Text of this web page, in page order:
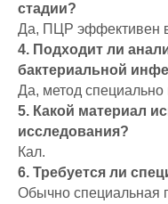
стадии?
Да, ПЦР эффективен
4. Подходит ли
бактериальной
Да, метод специально
5. Какой материал
исследования?
Кал.
6. Требуется ли
Обычно специальная